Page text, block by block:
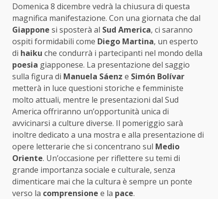
Domenica 8 dicembre vedrà la chiusura di questa
magnifica manifestazione. Con una giornata che dal
Giappone si sposterà al Sud America, ci saranno
ospiti formidabili come Diego Martina, un esperto
di haiku che condurrà i partecipanti nel mondo della
poesia giapponese. La presentazione del saggio
sulla figura di Manuela Sáenz e Simón Bolívar
metterà in luce questioni storiche e femministe
molto attuali, mentre le presentazioni dal Sud
America offriranno un’opportunità unica di
avvicinarsi a culture diverse. Il pomeriggio sarà
inoltre dedicato a una mostra e alla presentazione di
opere letterarie che si concentrano sul Medio
Oriente. Un’occasione per riflettere su temi di
grande importanza sociale e culturale, senza
dimenticare mai che la cultura è sempre un ponte
verso la comprensione e la pace.